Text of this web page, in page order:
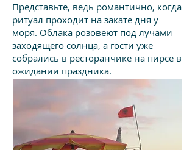
Представьте, ведь романтично, когда
ритуал проходит на закате дня у
моря. Облака розовеют под лучами
заходящего солнца, а гости уже
собрались в ресторанчике на пирсе в
ожидании праздника.